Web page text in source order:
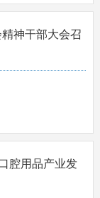
神干部大会召
腔用品产业发